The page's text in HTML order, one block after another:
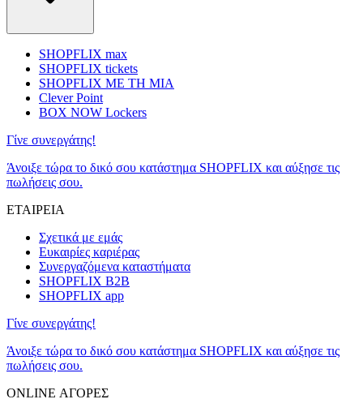
SHOPFLIX max
SHOPFLIX tickets
SHOPFLIX ΜΕ ΤΗ ΜΙΑ
Clever Point
BOX NOW Lockers
Γίνε συνεργάτης!
Άνοιξε τώρα το δικό σου κατάστημα SHOPFLIX και αύξησε τις
πωλήσεις σου.
ΕΤΑΙΡΕΙΑ
Σχετικά με εμάς
Ευκαιρίες καριέρας
Συνεργαζόμενα καταστήματα
SHOPFLIX B2B
SHOPFLIX app
Γίνε συνεργάτης!
Άνοιξε τώρα το δικό σου κατάστημα SHOPFLIX και αύξησε τις
πωλήσεις σου.
ONLINE ΑΓΟΡΕΣ